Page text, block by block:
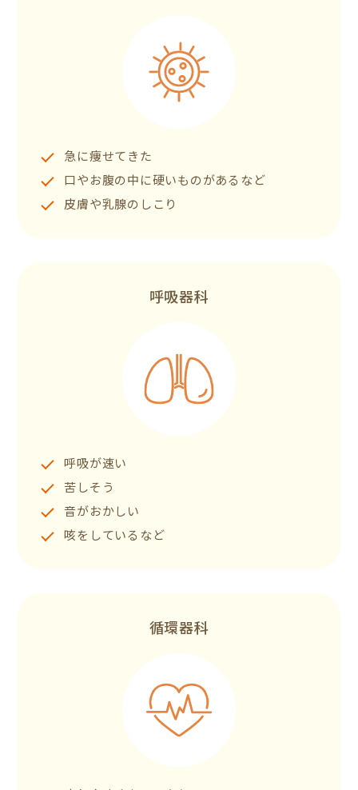
急に痩せてきた
口やお腹の中に硬いものがあるなど
皮膚や乳腺のしこり
呼吸器科
呼吸が速い
苦しそう
音がおかしい
咳をしているなど
循環器科